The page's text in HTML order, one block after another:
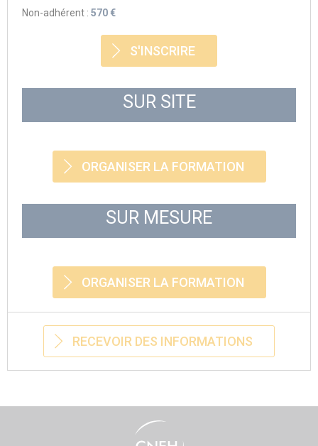
Non-adhérent : 570 €
S'INSCRIRE
SUR SITE
ORGANISER LA FORMATION
SUR MESURE
ORGANISER LA FORMATION
RECEVOIR DES INFORMATIONS